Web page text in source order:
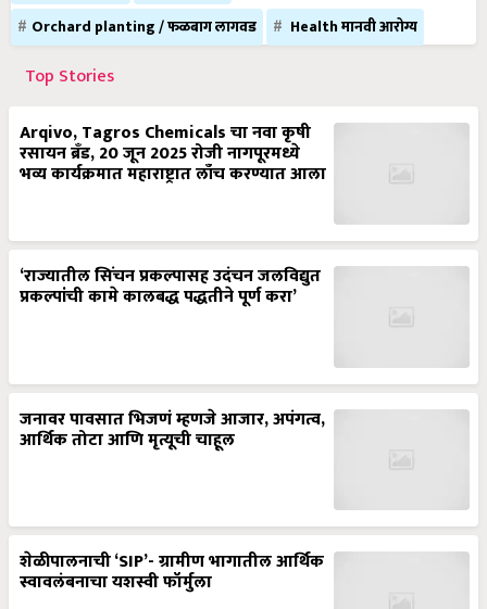
Orchard planting / फळबाग लागवड
Health मानवी आरोग्य
Top Stories
Arqivo, Tagros Chemicals चा नवा कृषी
रसायन ब्रँड, 20 जून 2025 रोजी नागपूरमध्ये
भव्य कार्यक्रमात महाराष्ट्रात लाँच करण्यात आला
‘राज्यातील सिंचन प्रकल्पासह उदंचन जलविद्युत
प्रकल्पांची कामे कालबद्ध पद्धतीने पूर्ण करा’
जनावर पावसात भिजणं म्हणजे आजार, अपंगत्व,
आर्थिक तोटा आणि मृत्यूची चाहूल
शेळीपालनाची ‘SIP’- ग्रामीण भागातील आर्थिक
स्वावलंबनाचा यशस्वी फॉर्मुला